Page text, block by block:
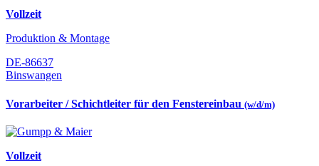
Vollzeit
Produktion & Montage
DE-86637
Binswangen
Vorarbeiter / Schichtleiter für den Fenstereinbau (w/d/m)
Vollzeit